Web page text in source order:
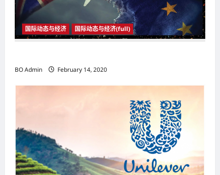
o
n
国际动态与经济 国际动态与经济(full)
BO Admin February 14, 2020